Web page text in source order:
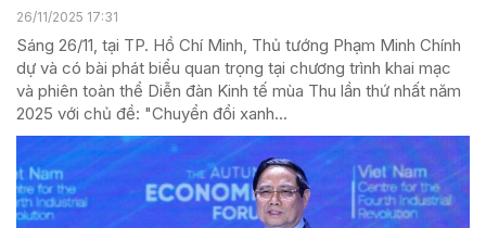
26/11/2025 17:31
Sáng 26/11, tại TP. Hồ Chí Minh, Thủ tướng Phạm Minh Chính
dự và có bài phát biểu quan trọng tại chương trình khai mạc
và phiên toàn thể Diễn đàn Kinh tế mùa Thu lần thứ nhất năm
2025 với chủ đề: "Chuyển đổi xanh...